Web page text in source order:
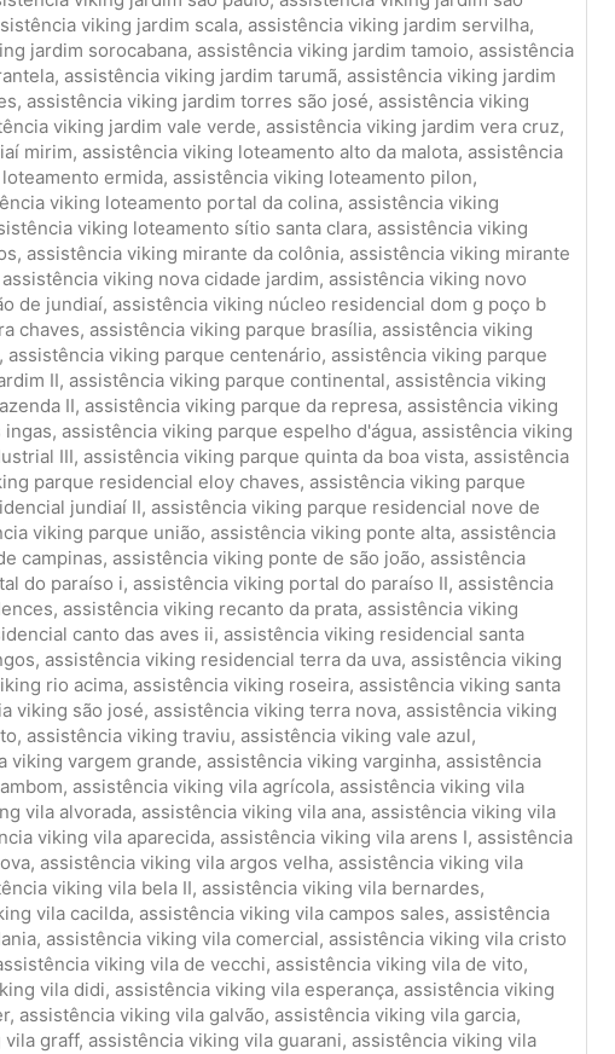
viking jardim scala, assistência viking jardim servilha,
jardim sorocabana, assistência viking jardim tamoio, assistência
, assistência viking jardim tarumã, assistência viking jardim
, assistência viking jardim torres são josé, assistência viking
viking jardim vale verde, assistência viking jardim vera cruz,
mirim, assistência viking loteamento alto da malota, assistência
ermida, assistência viking loteamento pilon,
viking loteamento portal da colina, assistência viking
viking loteamento sítio santa clara, assistência viking
, assistência viking mirante da colônia, assistência viking mirante
assistência viking nova cidade jardim, assistência viking novo
de jundiaí, assistência viking núcleo residencial dom g poço b
chaves, assistência viking parque brasília, assistência viking
, assistência viking parque centenário, assistência viking parque
II, assistência viking parque continental, assistência viking
II, assistência viking parque da represa, assistência viking
ingas, assistência viking parque espelho d'água, assistência viking
III, assistência viking parque quinta da boa vista, assistência
parque residencial eloy chaves, assistência viking parque
jundiaí II, assistência viking parque residencial nove de
viking parque união, assistência viking ponte alta, assistência
campinas, assistência viking ponte de são joão, assistência
do paraíso i, assistência viking portal do paraíso II, assistência
, assistência viking recanto da prata, assistência viking
canto das aves ii, assistência viking residencial santa
, assistência viking residencial terra da uva, assistência viking
rio acima, assistência viking roseira, assistência viking santa
viking são josé, assistência viking terra nova, assistência viking
, assistência viking traviu, assistência viking vale azul,
viking vargem grande, assistência viking varginha, assistência
, assistência viking vila agrícola, assistência viking vila
vila alvorada, assistência viking vila ana, assistência viking vila
viking vila aparecida, assistência viking vila arens I, assistência
, assistência viking vila argos velha, assistência viking vila
viking vila bela II, assistência viking vila bernardes,
vila cacilda, assistência viking vila campos sales, assistência
, assistência viking vila comercial, assistência viking vila cristo
viking vila de vecchi, assistência viking vila de vito,
vila didi, assistência viking vila esperança, assistência viking
, assistência viking vila galvão, assistência viking vila garcia,
vila graff, assistência viking vila guarani, assistência viking vila